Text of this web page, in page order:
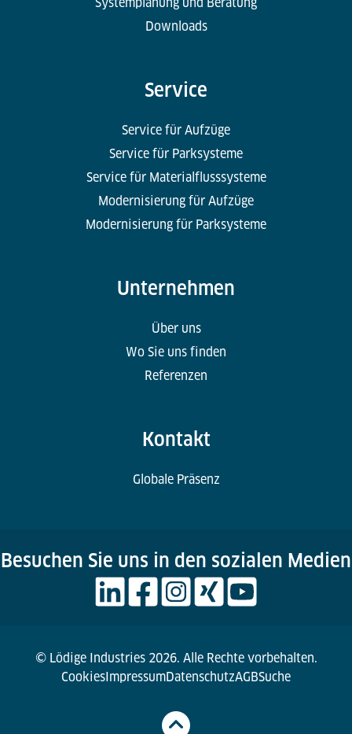
Downloads
Service
Service für Aufzüge
Service für Parksysteme
Service für Materialflusssysteme
Modernisierung für Aufzüge
Modernisierung für Parksysteme
Unternehmen
Über uns
Wo Sie uns finden
Referenzen
Kontakt
Globale Präsenz
Besuchen Sie uns in den sozialen Medien
© Lödige Industries 2026. Alle Rechte vorbehalten.
CookiesImpressumDatenschutzAGBSuche